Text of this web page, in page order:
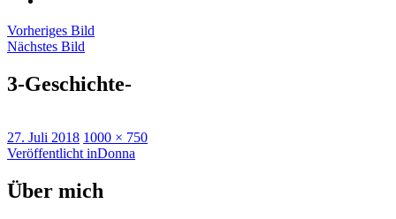
Vorheriges Bild
Nächstes Bild
3-Geschichte-
Veröffentlicht
am
27. Juli 2018 Originalgröße
1000 × 750
Beitragsnavigation
Veröffentlicht inDonna
Über mich